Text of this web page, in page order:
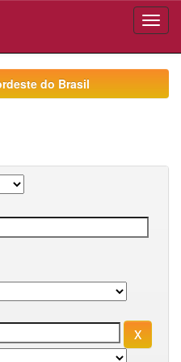
do Brasil